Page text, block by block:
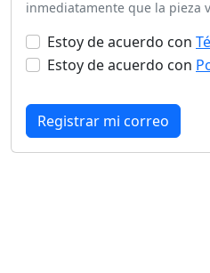
inmediatamente que la pieza
Estoy de acuerdo con
Estoy de acuerdo con
Registrar mi correo